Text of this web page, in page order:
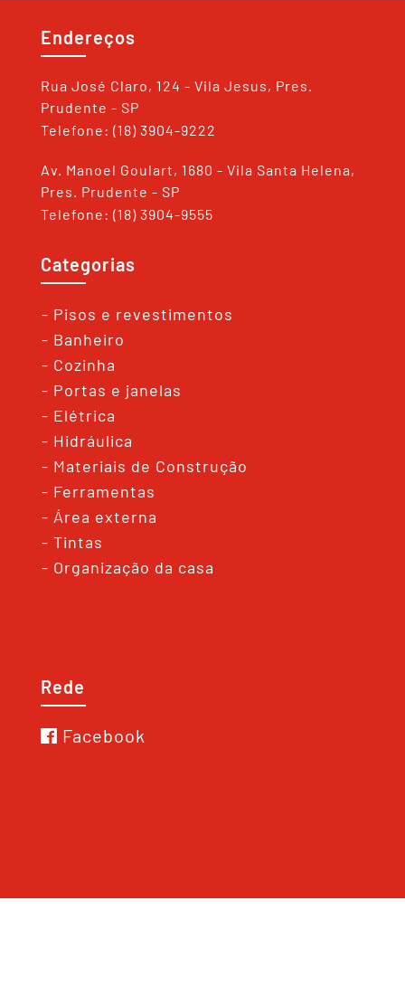
Endereços
Rua José Claro, 124 - Vila Jesus, Pres.
Prudente - SP
Telefone: (18) 3904-9222
Av. Manoel Goulart, 1680 - Vila Santa Helena,
Pres. Prudente - SP
Telefone: (18) 3904-9555
Categorias
- Pisos e revestimentos
- Banheiro
- Cozinha
- Portas e janelas
- Elétrica
- Hidráulica
- Materiais de Construção
- Ferramentas
- Área externa
- Tintas
- Organização da casa
Rede
Facebook